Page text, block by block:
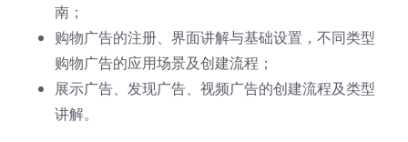
南；
购物广告的注册、界面讲解与基础设置，不同类型
购物广告的应用场景及创建流程；
展示广告、发现广告、视频广告的创建流程及类型
讲解。